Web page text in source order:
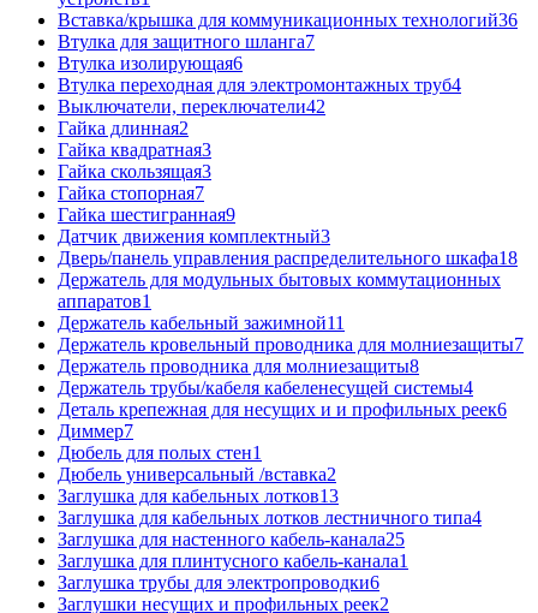
Вставка/крышка для коммуникационных технологий36
Втулка для защитного шланга7
Втулка изолирующая6
Втулка переходная для электромонтажных труб4
Выключатели, переключатели42
Гайка длинная2
Гайка квадратная3
Гайка скользящая3
Гайка стопорная7
Гайка шестигранная9
Датчик движения комплектный3
Дверь/панель управления распределительного шкафа18
Держатель для модульных бытовых коммутационных
аппаратов1
Держатель кабельный зажимной11
Держатель кровельный проводника для молниезащиты7
Держатель проводника для молниезащиты8
Держатель трубы/кабеля кабеленесущей системы4
Деталь крепежная для несущих и и профильных реек6
Диммер7
Дюбель для полых стен1
Дюбель универсальный /вставка2
Заглушка для кабельных лотков13
Заглушка для кабельных лотков лестничного типа4
Заглушка для настенного кабель-канала25
Заглушка для плинтусного кабель-канала1
Заглушка трубы для электропроводки6
Заглушки несущих и профильных реек2